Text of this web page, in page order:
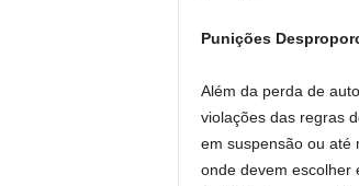
Punições
Além da perda de
violações das regras
em suspensão ou até
onde devem escolher